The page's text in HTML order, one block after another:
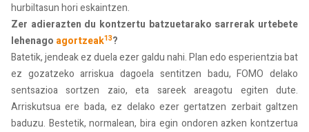
hurbiltasun hori eskaintzen.
Zer adierazten du kontzertu batzuetarako sarrerak urtebete
lehenago agortzeak13?
Batetik, jendeak ez duela ezer galdu nahi. Plan edo esperientzia bat
ez gozatzeko arriskua dagoela sentitzen badu, FOMO delako
sentsazioa sortzen zaio, eta sareek areagotu egiten dute.
Arriskutsua ere bada, ez delako ezer gertatzen zerbait galtzen
baduzu. Bestetik, normalean, bira egin ondoren azken kontzertua